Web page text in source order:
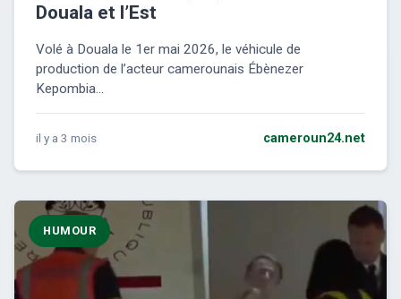
Douala et l’Est
Volé à Douala le 1er mai 2026, le véhicule de
production de l’acteur camerounais Ébènezer
Kepombia...
il y a 3 mois cameroun24.net
HUMOUR